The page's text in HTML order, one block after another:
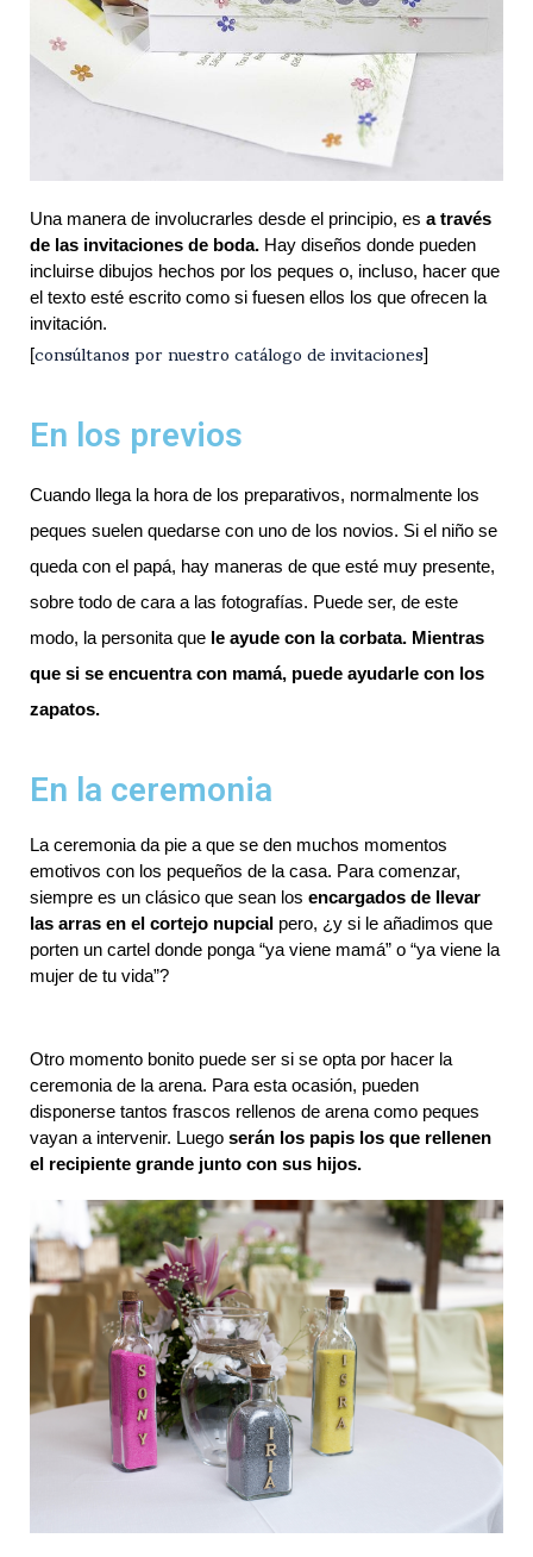
Una manera de involucrarles desde el principio, es a través
de las invitaciones de boda. Hay diseños donde pueden
incluirse dibujos hechos por los peques o, incluso, hacer que
el texto esté escrito como si fuesen ellos los que ofrecen la
invitación.
[consúltanos por nuestro catálogo de invitaciones]
En los previos
Cuando llega la hora de los preparativos, normalmente los
peques suelen quedarse con uno de los novios. Si el niño se
queda con el papá, hay maneras de que esté muy presente,
sobre todo de cara a las fotografías. Puede ser, de este
modo, la personita que le ayude con la corbata. Mientras
que si se encuentra con mamá, puede ayudarle con los
zapatos.
En la ceremonia
La ceremonia da pie a que se den muchos momentos
emotivos con los pequeños de la casa. Para comenzar,
siempre es un clásico que sean los encargados de llevar
las arras en el cortejo nupcial pero, ¿y si le añadimos que
porten un cartel donde ponga “ya viene mamá” o “ya viene la
mujer de tu vida”?
Otro momento bonito puede ser si se opta por hacer la
ceremonia de la arena. Para esta ocasión, pueden
disponerse tantos frascos rellenos de arena como peques
vayan a intervenir. Luego serán los papis los que rellenen
el recipiente grande junto con sus hijos.